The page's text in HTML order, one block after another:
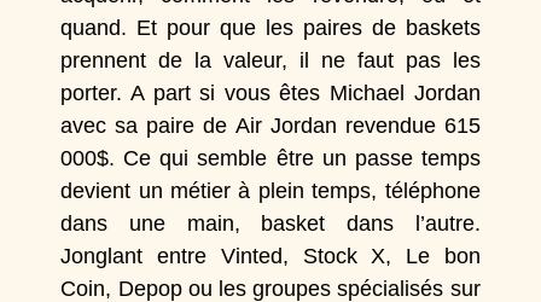
quand. Et pour que les paires de baskets
prennent de la valeur, il ne faut pas les
porter. A part si vous êtes Michael Jordan
avec sa paire de Air Jordan revendue 615
000$. Ce qui semble être un passe temps
devient un métier à plein temps, téléphone
dans une main, basket dans l’autre.
Jonglant entre Vinted, Stock X, Le bon
Coin, Depopou les groupes spécialisés sur